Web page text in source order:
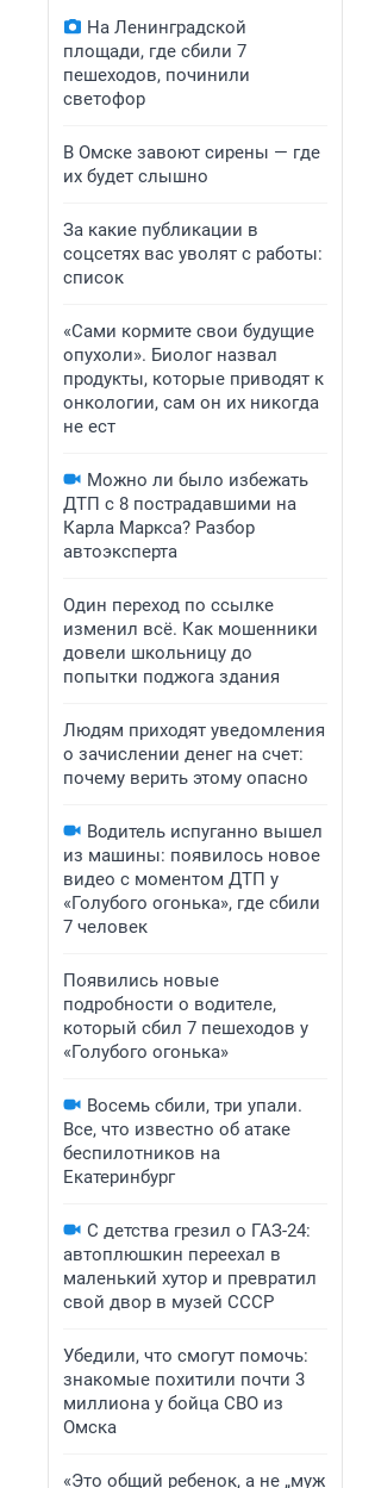
На Ленинградской
площади, где сбили 7
пешеходов, починили
светофор
В Омске завоют сирены — где
их будет слышно
За какие публикации в
соцсетях вас уволят с работы:
список
«Сами кормите свои будущие
опухоли». Биолог назвал
продукты, которые приводят к
онкологии, сам он их никогда
не ест
Можно ли было избежать
ДТП с 8 пострадавшими на
Карла Маркса? Разбор
автоэксперта
Один переход по ссылке
изменил всё. Как мошенники
довели школьницу до
попытки поджога здания
Людям приходят уведомления
о зачислении денег на счет:
почему верить этому опасно
Водитель испуганно вышел
из машины: появилось новое
видео с моментом ДТП у
«Голубого огонька», где сбили
7 человек
Появились новые
подробности о водителе,
который сбил 7 пешеходов у
«Голубого огонька»
Восемь сбили, три упали.
Все, что известно об атаке
беспилотников на
Екатеринбург
С детства грезил о ГАЗ-24:
автоплюшкин переехал в
маленький хутор и превратил
свой двор в музей СССР
Убедили, что смогут помочь:
знакомые похитили почти 3
миллиона у бойца СВО из
Омска
«Это общий ребенок, а не „муж